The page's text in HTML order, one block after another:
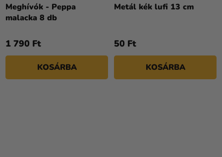
Meghívók - Peppa
malacka 8 db
1 790 Ft
KOSÁRBA
Metál kék lufi 13 cm
50 Ft
KOSÁRBA